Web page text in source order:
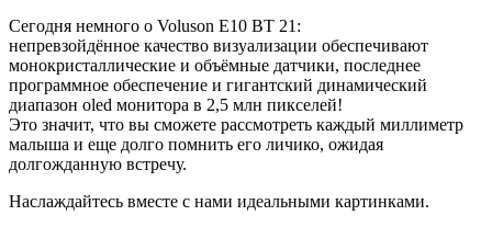
Сегодня немного о Voluson E10 BT 21:
непревзойдённое качество визуализации обеспечивают
монокристаллические и объёмные датчики, последнее
программное обеспечение и гигантский динамический
диапазон oled монитора в 2,5 млн пикселей!
Это значит, что вы сможете рассмотреть каждый миллиметр
малыша и еще долго помнить его личико, ожидая
долгожданную встречу.
Наслаждайтесь вместе с нами идеальными картинками.